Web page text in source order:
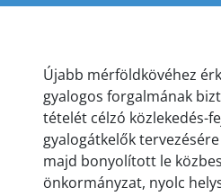
Újabb mérföldkövéhez
gyalogos forgalmának
tételét célzó közlekedés-
gyalogátkelők
majd bonyolított le
önkormányzat, nyolc